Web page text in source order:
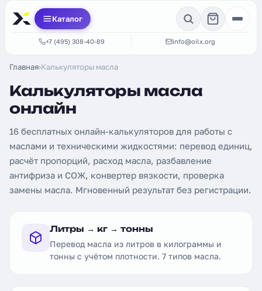
Каталог
+7 (495) 308-40-89 info@oilx.org
Главная›Калькуляторы масла
Калькуляторы масла
онлайн
16 бесплатных онлайн-калькуляторов для работы с
маслами и техническими жидкостями: перевод единиц,
расчёт пропорций, расход масла, разбавление
антифриза и СОЖ, конвертер вязкости, проверка
замены масла. Мгновенный результат без регистрации.
Литры → кг → тонны
Перевод масла из литров в килограммы и
тонны с учётом плотности. 7 типов масла.